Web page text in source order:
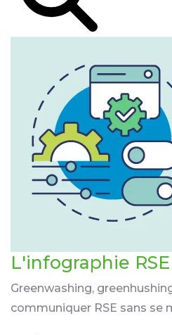
L'infographie
Greenwashing,
communiquer RSE sans se